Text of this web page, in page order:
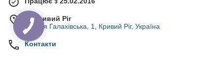
м. Кривий Ріг
вулиця Галахівська, 1, Кривий Ріг, Україна
Контакти